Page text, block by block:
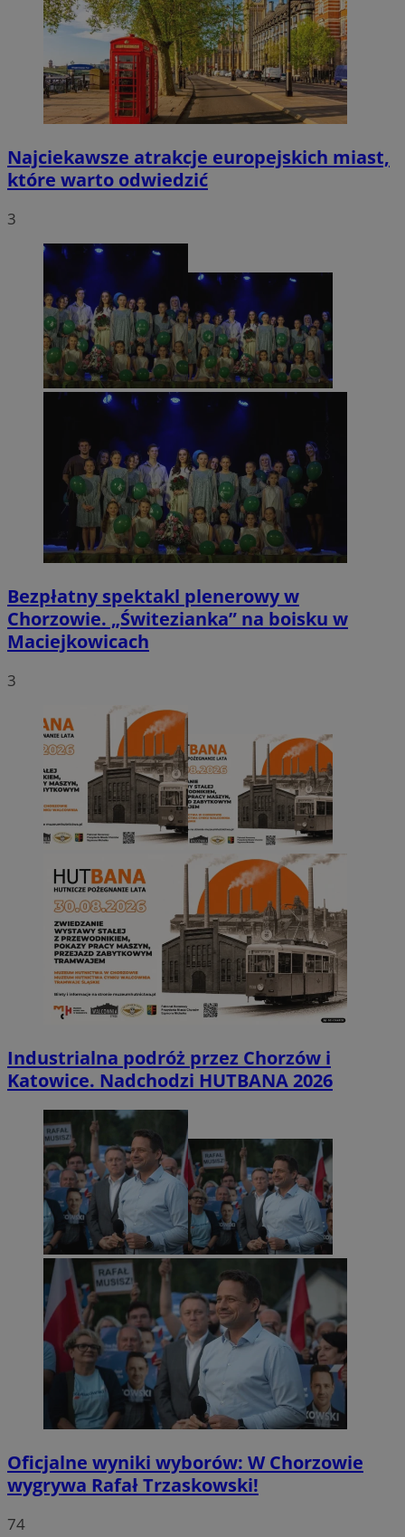
Najciekawsze atrakcje europejskich miast,
które warto odwiedzić
3
Bezpłatny spektakl plenerowy w
Chorzowie. „Świtezianka” na boisku w
Maciejkowicach
3
Industrialna podróż przez Chorzów i
Katowice. Nadchodzi HUTBANA 2026
Oficjalne wyniki wyborów: W Chorzowie
wygrywa Rafał Trzaskowski!
74